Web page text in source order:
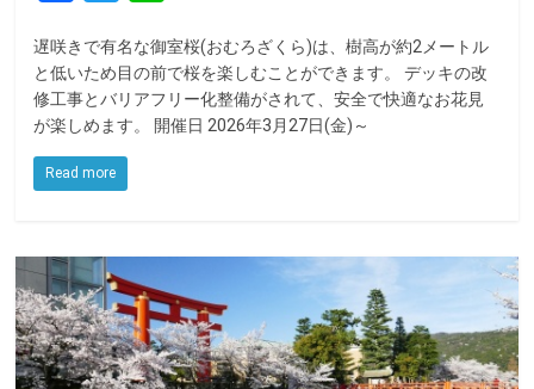
c
e
b
o
i
t
t
e
n
e
遅咲きで有名な御室桜(おむろざくら)は、樹高が約2メートル
と低いため目の前で桜を楽しむことができます。 デッキの改
修工事とバリアフリー化整備がされて、安全で快適なお花見
が楽しめます。 開催日 2026年3月27日(金)～
Read more